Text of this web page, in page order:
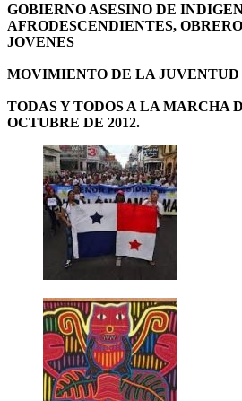
GOBIERNO ASESINO DE
AFRODESCENDIENTES,
JOVENES
MOVIMIENTO DE LA JUVENTUD
TODAS Y TODOS A LA MARCHA
OCTUBRE DE 2012.